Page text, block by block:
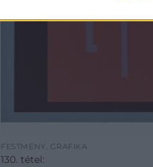
FESTMÉNY, GRAFIKA
130. tétel: